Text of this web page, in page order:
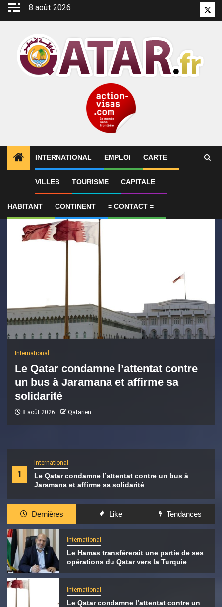
Aller
8 août 2026
INTERNATIONAL EMPLOI CARTE
VILLES TOURISME CAPITALE
HABITANT CONTINENT = CONTACT =
ALERTES INFO 1 Le Qatar condamne l’attentat
1
International
Le Qatar condamne l’attentat contre un bus à
Jaramana et affirme sa solidarité
International
Le Qatar condamne l’attentat contre
un bus à Jaramana et affirme sa
solidarité
8 août 2026 Qatarien
Dernières Like Tendances
International
Le Hamas transférerait une partie de ses
opérations du Qatar vers la Turquie
International
Le Qatar condamne l’attentat contre un